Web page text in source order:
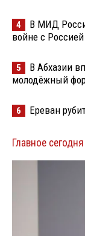
4
В МИД
войне с Россией
5
В Абхазии
молодёжный
6 Ереван
Главное сегодня